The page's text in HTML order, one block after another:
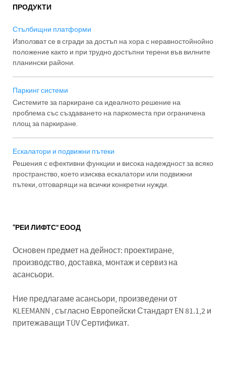
ПРОДУКТИ
Стълбищни платформи
Използват се в сгради за достъп на хора с неравностойнойно
положение както и при трудно достъпни терени във вилните
планински райони.
Паркинг системи
Системите за паркиране са идеалното решение на
проблема със създаването на паркоместа при ограничена
площ за паркиране.
Ескалатори и подвижни пътеки
Решения с ефективни функции и висока надеждност за всяко
пространство, което изисква ескалатори или подвижни
пътеки, отговарящи на всички конкретни нужди.
“РЕИ ЛИФТС” ЕООД
Основен предмет на дейност: проектиране,
производство, доставка, монтаж и сервиз на
асансьори.
Ние предлагаме асансьори, произведени от
KLEEMANN , съгласно Европейски Стандарт EN 81.1,2 и
притежаващи TÜV Сертификат.